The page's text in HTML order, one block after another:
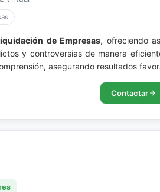
de Empresas, ofreciendo
y controversias de manera
asegurando resultados
Contactar